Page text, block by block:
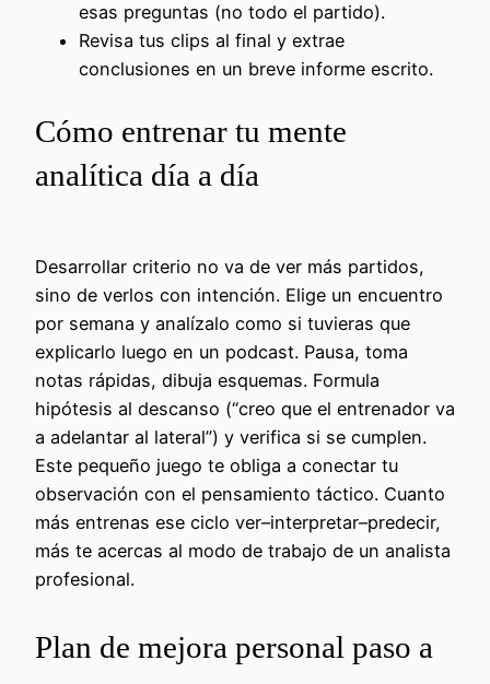
esas preguntas (no todo el partido).
Revisa tus clips al final y extrae
conclusiones en un breve informe escrito.
Cómo entrenar tu mente
analítica día a día
Desarrollar criterio no va de ver más partidos,
sino de verlos con intención. Elige un encuentro
por semana y analízalo como si tuvieras que
explicarlo luego en un podcast. Pausa, toma
notas rápidas, dibuja esquemas. Formula
hipótesis al descanso (“creo que el entrenador va
a adelantar al lateral”) y verifica si se cumplen.
Este pequeño juego te obliga a conectar tu
observación con el pensamiento táctico. Cuanto
más entrenas ese ciclo ver–interpretar–predecir,
más te acercas al modo de trabajo de un analista
profesional.
Plan de mejora personal paso a